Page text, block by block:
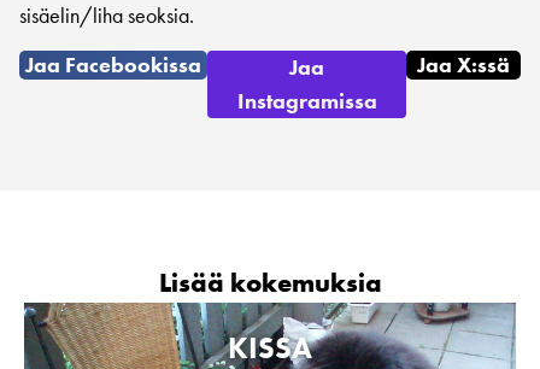
sisäelin/liha seoksia.
Jaa Facebookissa
Jaa
Instagramissa
Jaa X:ssä
Lisää kokemuksia
KISSA